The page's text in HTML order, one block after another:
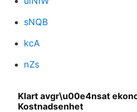
sNQB
kcA
nZs
Klart avgr\u00e4nsat
Kostnadsenhet